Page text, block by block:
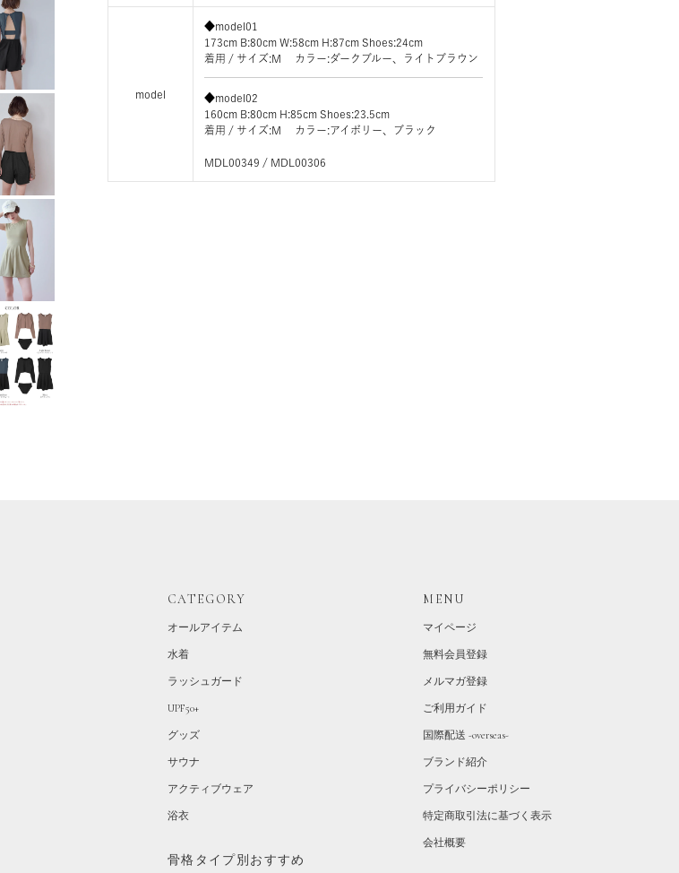
model
◆model01
173cm B:80cm W:58cm H:87cm Shoes:24cm
着用 / サイズ:M カラー:ダークブルー、ライトブラウン
◆model02
160cm B:80cm H:85cm Shoes:23.5cm
着用 / サイズ:M カラー:アイボリー、ブラック
MDL00349 / MDL00306
MENU
マイページ
無料会員登録
メルマガ登録
ご利用ガイド
国際配送 -overseas-
ブランド紹介
プライバシーポリシー
特定商取引法に基づく表示
会社概要
CATEGORY
オールアイテム
水着
ラッシュガード
UPF50+
グッズ
サウナ
アクティブウェア
浴衣
骨格タイプ別おすすめ